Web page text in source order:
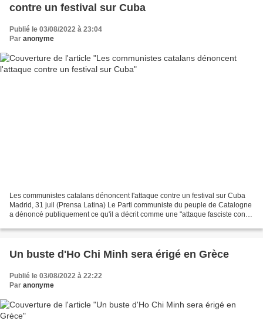
contre un festival sur Cuba
Publié le 03/08/2022 à 23:04
Par anonyme
Les communistes catalans dénoncent l'attaque contre un festival sur Cuba
Madrid, 31 juil (Prensa Latina) Le Parti communiste du peuple de Catalogne
a dénoncé publiquement ce qu'il a décrit comme une "attaque fasciste contre
Un buste d'Ho Chi Minh sera érigé en Grèce
Publié le 03/08/2022 à 22:22
Par anonyme